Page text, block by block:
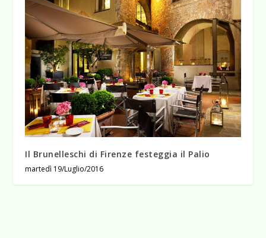
Il Brunelleschi di Firenze festeggia il Palio
martedì 19/Luglio/2016